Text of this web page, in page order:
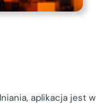
aplikacja jest w